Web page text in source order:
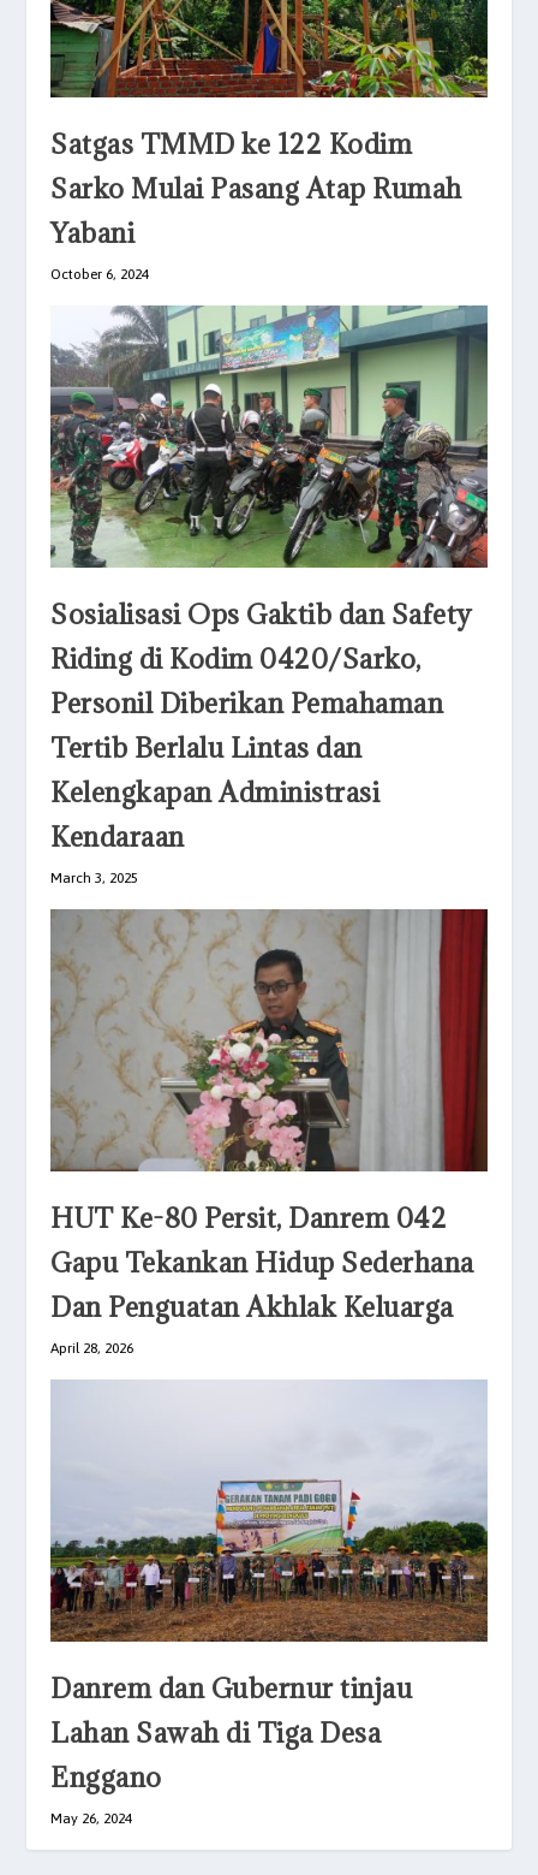
Satgas TMMD ke 122 Kodim
Sarko Mulai Pasang Atap Rumah
Yabani
October 6, 2024
Sosialisasi Ops Gaktib dan Safety
Riding di Kodim 0420/Sarko,
Personil Diberikan Pemahaman
Tertib Berlalu Lintas dan
Kelengkapan Administrasi
Kendaraan
March 3, 2025
HUT Ke-80 Persit, Danrem 042
Gapu Tekankan Hidup Sederhana
Dan Penguatan Akhlak Keluarga
April 28, 2026
Danrem dan Gubernur tinjau
Lahan Sawah di Tiga Desa
Enggano
May 26, 2024